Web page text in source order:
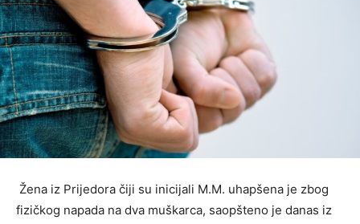
Žena iz Prijedora čiji su inicijali M.M. uhapšena je zbog
fizičkog napada na dva muškarca, saopšteno je danas iz